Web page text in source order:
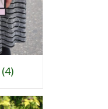
(4)